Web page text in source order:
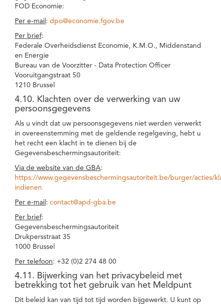
FOD Economie:
Per e-mail : dpo@economie.fgov.be
Per brief:
Federale Overheidsdienst Economie, K.M.O., Middenstand
en Energie
Bureau van de Voorzitter - Data Protection Officer
Vooruitgangstraat 50
1210 Brussel
4.10. Klachten over de verwerking van uw
persoonsgegevens
Als u vindt dat uw persoonsgegevens niet werden verwerkt
in overeenstemming met de geldende regelgeving, hebt u
het recht een klacht in te dienen bij de
Gegevensbeschermingsautoriteit:
Via de website van de GBA:
https://www.gegevensbeschermingsautoriteit.be/burger/acties/
indienen
Per e-mail : contact@apd-gba.be
Per brief:
Gegevensbeschermingsautoriteit
Drukpersstraat 35
1000 Brussel
Per telefoon: +32 (0)2 274 48 00
4.11. Bijwerking van het privacybeleid met
betrekking tot het gebruik van het Meldpunt
Dit beleid kan van tijd tot tijd worden bijgewerkt. U kunt op